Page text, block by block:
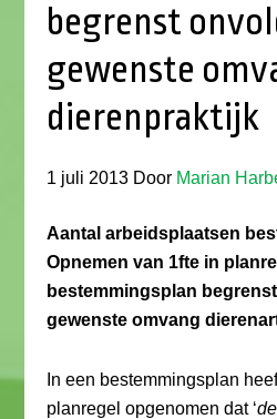
begrenst
gewenste
dierenpraktijk
1 juli 2013 Door Marian
Aantal arbeidsplaatsen
Opnemen van 1fte in
bestemmingsplan
gewenste omvang
In een bestemmingsplan
planregel opgenomen dat ‘